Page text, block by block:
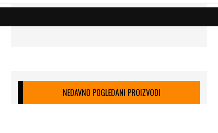
NEDAVNO POGLEDANI PROIZVODI